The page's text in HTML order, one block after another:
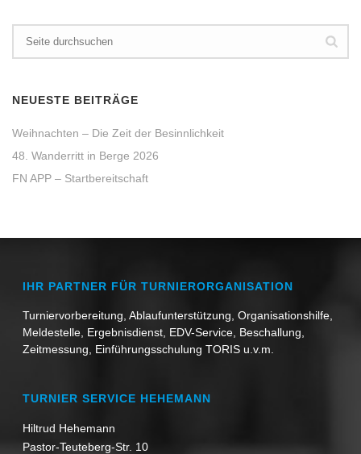
NEUESTE BEITRÄGE
Weihnachten – Die Zeit der Besinnlichkeit
48. Wanderritt in Berge 2026
FN APP – Startbereitschaft
IHR PARTNER FÜR TURNIERORGANISATION
Turniervorbereitung, Ablaufunterstützung, Organisationshilfe,
Meldestelle, Ergebnisdienst, EDV-Service, Beschallung,
Zeitmessung, Einführungsschulung TORIS u.v.m.
TURNIER SERVICE HEHEMANN
Hiltrud Hehemann
Pastor-Teuteberg-Str. 10